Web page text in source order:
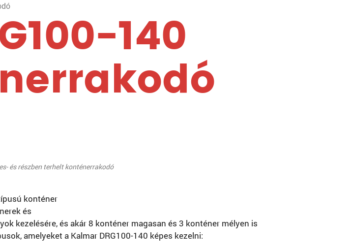
140
és részben terhelt konténerrakodó
konténer
és
kezelésére, és akár 8 konténer magasan és 3 konténer mélyen is
amelyeket a Kalmar DRG100-140 képes kezelni: